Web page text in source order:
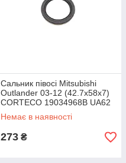
Сальник півосі Mitsubishi
Outlander 03-12 (42.7x58x7)
CORTECO 19034968B UA62
Немає в наявності
273 ₴